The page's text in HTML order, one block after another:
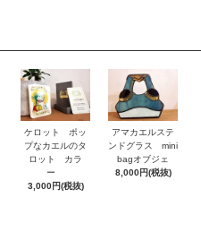
ケロット ポッ
プなカエルのタ
ロット カラ
ー
3,000円(税抜)
アマカエルステ
ンドグラス mini
bagオブジェ
8,000円(税抜)